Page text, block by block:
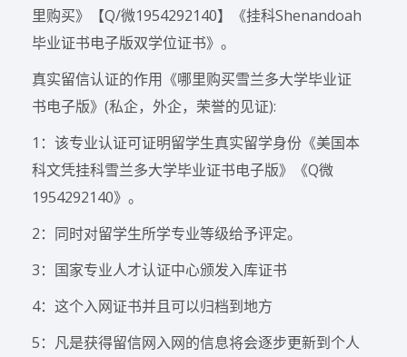
里购买》【Q/微1954292140】《挂科Shenandoah
毕业证书电子版双学位证书》。
真实留信认证的作用《哪里购买雪兰多大学毕业证
书电子版》(私企，外企，荣誉的见证):
1：该专业认证可证明留学生真实留学身份《美国本
科文凭挂科雪兰多大学毕业证书电子版》《Q微
1954292140》。
2：同时对留学生所学专业等级给予评定。
3：国家专业人才认证中心颁发入库证书
4：这个入网证书并且可以归档到地方
5：凡是获得留信网入网的信息将会逐步更新到个人